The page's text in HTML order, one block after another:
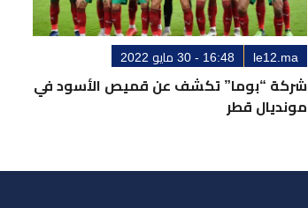
le12.ma 16:48 - 30 مايو 2022
شركة “بوما” تكشف عن قميص الأسود في
مونديال قطر